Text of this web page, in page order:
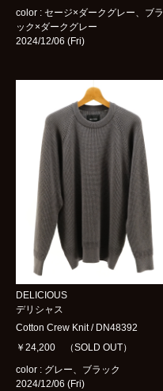
GOODS
ARCHIVES
women
blog
shop
contact
Instagram
color : セージ×ダークグレー、ブラ
ック×ダークグレー
2024/12/06 (Fri)
DELICIOUS
デリシャス
Cotton Crew Knit / DN48392
￥24,200 （SOLD OUT）
color : グレー、ブラック
2024/12/06 (Fri)